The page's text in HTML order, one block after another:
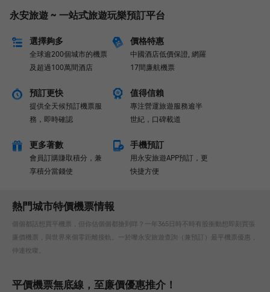
永安旅遊 ~ 一站式旅遊玩樂預訂平台
選擇夠多
全球逾200個城市的機票
及超過100萬間酒店
價格特惠
中國酒店低價保證, 網羅
17間廉航機票
預訂更快
提供全天候預訂機票服
務，即時確認
值得信賴
專注營運旅遊服務逾半
世紀，口碑載道
更多著數
會員訂購賺取積分，兼
享積分當錢使
手機預訂
用永安旅遊APP預訂，更
快捷方便
熱門城市特價機票情報
個個都話想買平機票，但你估個個都搶到咩？一年365日時不時有股衝動想即刻買張
廉價機票，與世界來個零距離接軌。一於嚟永安旅遊查詢（兼預訂）最平機票優惠，
仲連稅㗎。
平價機票無底線，至廉價優惠推介！